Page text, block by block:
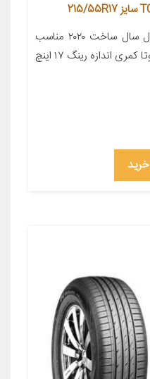
معرفی محصول جزئیات محصول سال ساخت ۲۰۲۰ مناسب
برای خودرو هیوندای سوناتا تویوتا کمری اندازه رینگ ۱۷ اینچ